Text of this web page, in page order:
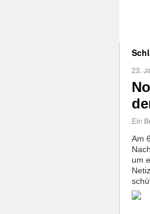
23.
Ein
Am
um